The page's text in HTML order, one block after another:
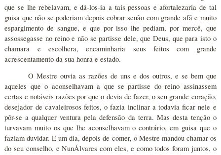
que se lhe rebelavam, e dá-los-ia a tais pessoas e afortalezaria de tal
guisa que não se poderiam depois cobrar senão com grande afã e muito
espargimento de sangue, e que por isso lhe pediam, por mercê, que
assossegasse no reino e não se partisse dele, que Deus, que para isto o
chamara e escolhera, encaminharia seus feitos com grande
acrescentamento da sua honra e estado.
O Mestre ouvia as razões de uns e dos outros, e se bem que
aqueles que o aconselhavam a que se partisse do reino assinassem
certas e notáveis razões por que o devia de fazer, o seu grande coração,
desejador de cavaleirosos feitos, o fazia inclinar a todavia ficar nele e
pôr-se a qualquer ventura pela defensão da terra. Mas desta tenção o
turvavam muito os que lhe aconselhavam o contrário, em guisa que o
faziam duvidar. E um dia, depois de comer, o Mestre mandou chamar os
do seu conselho, e NunÁlvares com eles, e como todos foram juntos, o